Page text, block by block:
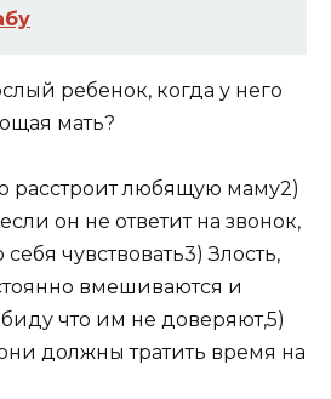
ребенок, когда у него
мать?
расстроит любящую маму2)
он не ответит на звонок,
чувствовать3) Злость,
вмешиваются и
что им не доверяют,5)
должны тратить время на